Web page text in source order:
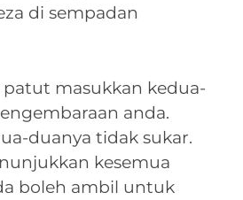
di sempadan
patut masukkan kedua-
anda.
duanya tidak sukar.
kesemua
boleh ambil untuk